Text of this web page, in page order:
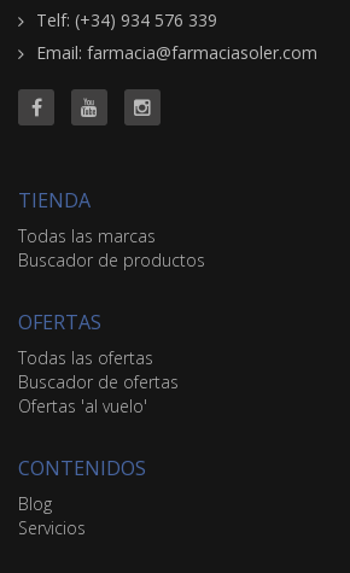
Telf: (+34) 934 576 339
Email: farmacia@farmaciasoler.com
TIENDA
Todas las marcas
Buscador de productos
OFERTAS
Todas las ofertas
Buscador de ofertas
Ofertas 'al vuelo'
CONTENIDOS
Blog
Servicios